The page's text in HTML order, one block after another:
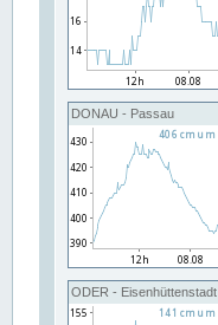
DONAU - Passau
ODER - Eisenhüttenstadt